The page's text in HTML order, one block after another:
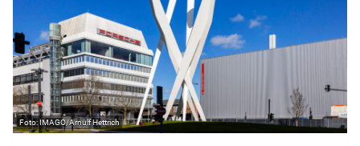
IMAGO/Arnulf Hettrich